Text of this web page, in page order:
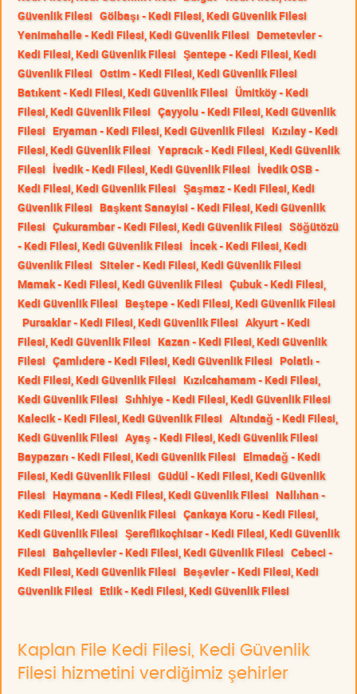
Güvenlik Filesi Gölbaşı - Kedi Filesi, Kedi Güvenlik Filesi
Yenimahalle - Kedi Filesi, Kedi Güvenlik Filesi Demetevler -
Kedi Filesi, Kedi Güvenlik Filesi Şentepe - Kedi Filesi, Kedi
Güvenlik Filesi Ostim - Kedi Filesi, Kedi Güvenlik Filesi
Batıkent - Kedi Filesi, Kedi Güvenlik Filesi Ümitköy - Kedi
Filesi, Kedi Güvenlik Filesi Çayyolu - Kedi Filesi, Kedi Güvenlik
Filesi Eryaman - Kedi Filesi, Kedi Güvenlik Filesi Kızılay - Kedi
Filesi, Kedi Güvenlik Filesi Yapracık - Kedi Filesi, Kedi Güvenlik
Filesi İvedik - Kedi Filesi, Kedi Güvenlik Filesi İvedik OSB -
Kedi Filesi, Kedi Güvenlik Filesi Şaşmaz - Kedi Filesi, Kedi
Güvenlik Filesi Başkent Sanayisi - Kedi Filesi, Kedi Güvenlik
Filesi Çukurambar - Kedi Filesi, Kedi Güvenlik Filesi Söğütözü
- Kedi Filesi, Kedi Güvenlik Filesi İncek - Kedi Filesi, Kedi
Güvenlik Filesi Siteler - Kedi Filesi, Kedi Güvenlik Filesi
Mamak - Kedi Filesi, Kedi Güvenlik Filesi Çubuk - Kedi Filesi,
Kedi Güvenlik Filesi Beştepe - Kedi Filesi, Kedi Güvenlik Filesi
Pursaklar - Kedi Filesi, Kedi Güvenlik Filesi Akyurt - Kedi
Filesi, Kedi Güvenlik Filesi Kazan - Kedi Filesi, Kedi Güvenlik
Filesi Çamlıdere - Kedi Filesi, Kedi Güvenlik Filesi Polatlı -
Kedi Filesi, Kedi Güvenlik Filesi Kızılcahamam - Kedi Filesi,
Kedi Güvenlik Filesi Sıhhiye - Kedi Filesi, Kedi Güvenlik Filesi
Kalecik - Kedi Filesi, Kedi Güvenlik Filesi Altındağ - Kedi Filesi,
Kedi Güvenlik Filesi Ayaş - Kedi Filesi, Kedi Güvenlik Filesi
Baypazarı - Kedi Filesi, Kedi Güvenlik Filesi Elmadağ - Kedi
Filesi, Kedi Güvenlik Filesi Güdül - Kedi Filesi, Kedi Güvenlik
Filesi Haymana - Kedi Filesi, Kedi Güvenlik Filesi Nallıhan -
Kedi Filesi, Kedi Güvenlik Filesi Çankaya Koru - Kedi Filesi,
Kedi Güvenlik Filesi Şereflikoçhisar - Kedi Filesi, Kedi Güvenlik
Filesi Bahçelievler - Kedi Filesi, Kedi Güvenlik Filesi Cebeci -
Kedi Filesi, Kedi Güvenlik Filesi Beşevler - Kedi Filesi, Kedi
Güvenlik Filesi Etlik - Kedi Filesi, Kedi Güvenlik Filesi
Kaplan File Kedi Filesi, Kedi Güvenlik
Filesi hizmetini verdiğimiz şehirler